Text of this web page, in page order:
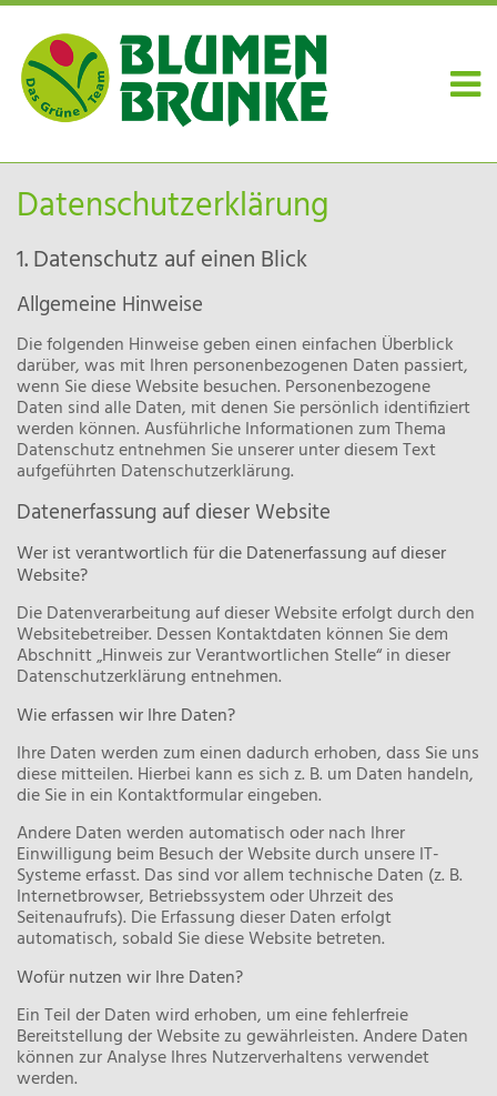
Datenschutz­erklärung
1. Datenschutz auf einen Blick
Allgemeine Hinweise
Die folgenden Hinweise geben einen einfachen Überblick
darüber, was mit Ihren personenbezogenen Daten passiert,
wenn Sie diese Website besuchen. Personenbezogene
Daten sind alle Daten, mit denen Sie persönlich identifiziert
werden können. Ausführliche Informationen zum Thema
Datenschutz entnehmen Sie unserer unter diesem Text
aufgeführten Datenschutzerklärung.
Datenerfassung auf dieser Website
Wer ist verantwortlich für die Datenerfassung auf dieser
Website?
Die Datenverarbeitung auf dieser Website erfolgt durch den
Websitebetreiber. Dessen Kontaktdaten können Sie dem
Abschnitt „Hinweis zur Verantwortlichen Stelle“ in dieser
Datenschutzerklärung entnehmen.
Wie erfassen wir Ihre Daten?
Ihre Daten werden zum einen dadurch erhoben, dass Sie uns
diese mitteilen. Hierbei kann es sich z. B. um Daten handeln,
die Sie in ein Kontaktformular eingeben.
Andere Daten werden automatisch oder nach Ihrer
Einwilligung beim Besuch der Website durch unsere IT-
Systeme erfasst. Das sind vor allem technische Daten (z. B.
Internetbrowser, Betriebssystem oder Uhrzeit des
Seitenaufrufs). Die Erfassung dieser Daten erfolgt
automatisch, sobald Sie diese Website betreten.
Wofür nutzen wir Ihre Daten?
Ein Teil der Daten wird erhoben, um eine fehlerfreie
Bereitstellung der Website zu gewährleisten. Andere Daten
können zur Analyse Ihres Nutzerverhaltens verwendet
werden.